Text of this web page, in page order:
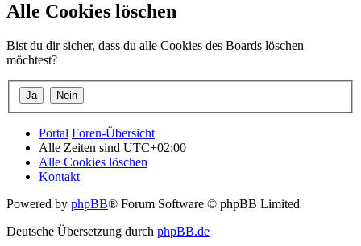
Alle Cookies löschen
Bist du dir sicher, dass du alle Cookies des Boards löschen
möchtest?
Portal Foren-Übersicht
Alle Zeiten sind UTC+02:00
Alle Cookies löschen
Kontakt
Powered by phpBB® Forum Software © phpBB Limited
Deutsche Übersetzung durch phpBB.de